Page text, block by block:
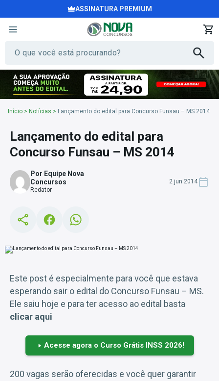
ASSINATURA PREMIUM
Início > Notícias > Lançamento do edital para Concurso Funsau – MS 2014
Lançamento do edital para
Concurso Funsau – MS 2014
Por Equipe Nova
Concursos
Redator
2 jun 2014
Este post é especialmente para você que estava
esperando sair o edital do Concurso Funsau – MS.
Ele saiu hoje e para ter acesso ao edital basta
clicar aqui
Acesse agora o Curso Grátis INSS 2026!
200 vagas serão oferecidas e você quer garantir